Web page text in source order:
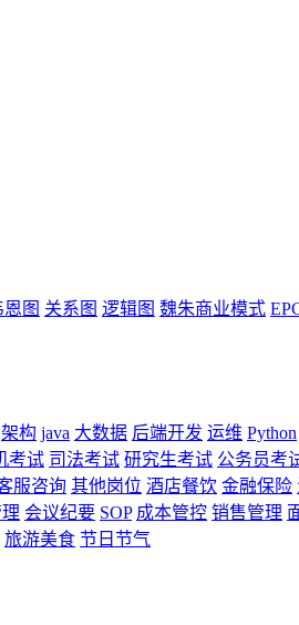
恩图 关系图 逻辑图 魏朱商业模式
架构 java 大数据 后端开发 运维 Python
考试 司法考试 研究生考试 公务员考
服咨询 其他岗位 酒店餐饮 金融保险
会议纪要 SOP 成本管控 销售管理
旅游美食 节日节气